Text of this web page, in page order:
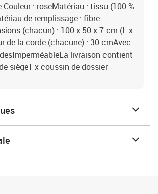
: roseMatériau : tissu (100 %
de remplissage : fibre
(chacun) : 100 x 50 x 7 cm (L x
de la corde (chacune) : 30 cmAvec
livraison contient
siège1 x coussin de dossier